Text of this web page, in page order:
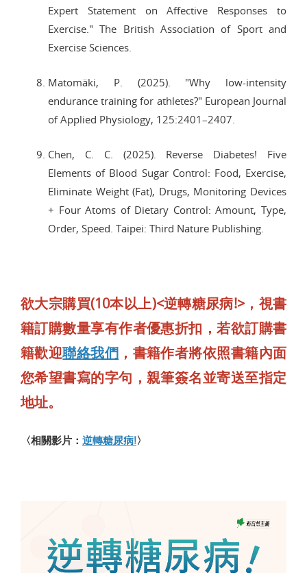
Expert Statement on Affective Responses to
Exercise." The British Association of Sport and
Exercise Sciences.
Matomäki, P. (2025). "Why low-intensity
endurance training for athletes?" European Journal
of Applied Physiology, 125:2401–2407.
Chen, C. C. (2025). Reverse Diabetes! Five
Elements of Blood Sugar Control: Food, Exercise,
Eliminate Weight (Fat), Drugs, Monitoring Devices
+ Four Atoms of Dietary Control: Amount, Type,
Order, Speed. Taipei: Third Nature Publishing.
欲大宗購買(10本以上)<逆轉糖尿病!>，視書
籍訂購數量享有作者優惠折扣，若欲訂購書
籍歡迎聯絡我們 ，書籍作者將依照書籍內面
您希望書寫的字句，親筆簽名並寄送至指定
地址。
〈相關影片： 逆轉糖尿病!〉